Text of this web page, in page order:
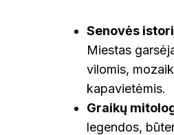
Senovės
Miestas
vilomis,
kapavietėmis.
Graikų
legendos,